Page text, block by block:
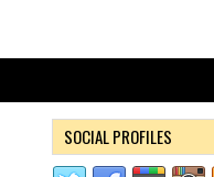
SOCIAL PROFILES